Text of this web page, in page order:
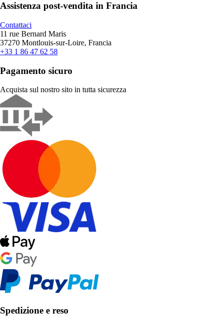
Assistenza post-vendita in Francia
Contattaci
11 rue Bernard Maris
37270 Montlouis-sur-Loire, Francia
+33 1 86 47 62 58
Pagamento sicuro
Acquista sul nostro sito in tutta sicurezza
Spedizione e reso